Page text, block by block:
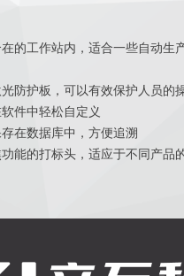
的工作站内，适合一些自动生
防护板，可以有效保护人员的
件中轻松自定义
在数据库中，方便追溯
能的打标头，适应于不同产品